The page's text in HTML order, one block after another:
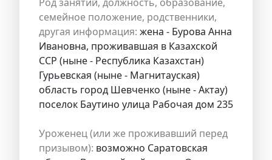
семейное положение, родственники,
другая информация: жена - Бурова Анна
Ивановна, проживавшая в Казахской
ССР (ныне - Республика Казахстан)
Гурьевская (ныне - Магнитауская)
область город Шевченко (ныне - Актау)
поселок Баутино улица Рабочая дом 235
Уроженец (или же проживавший перед
призывом): возможно Саратовская